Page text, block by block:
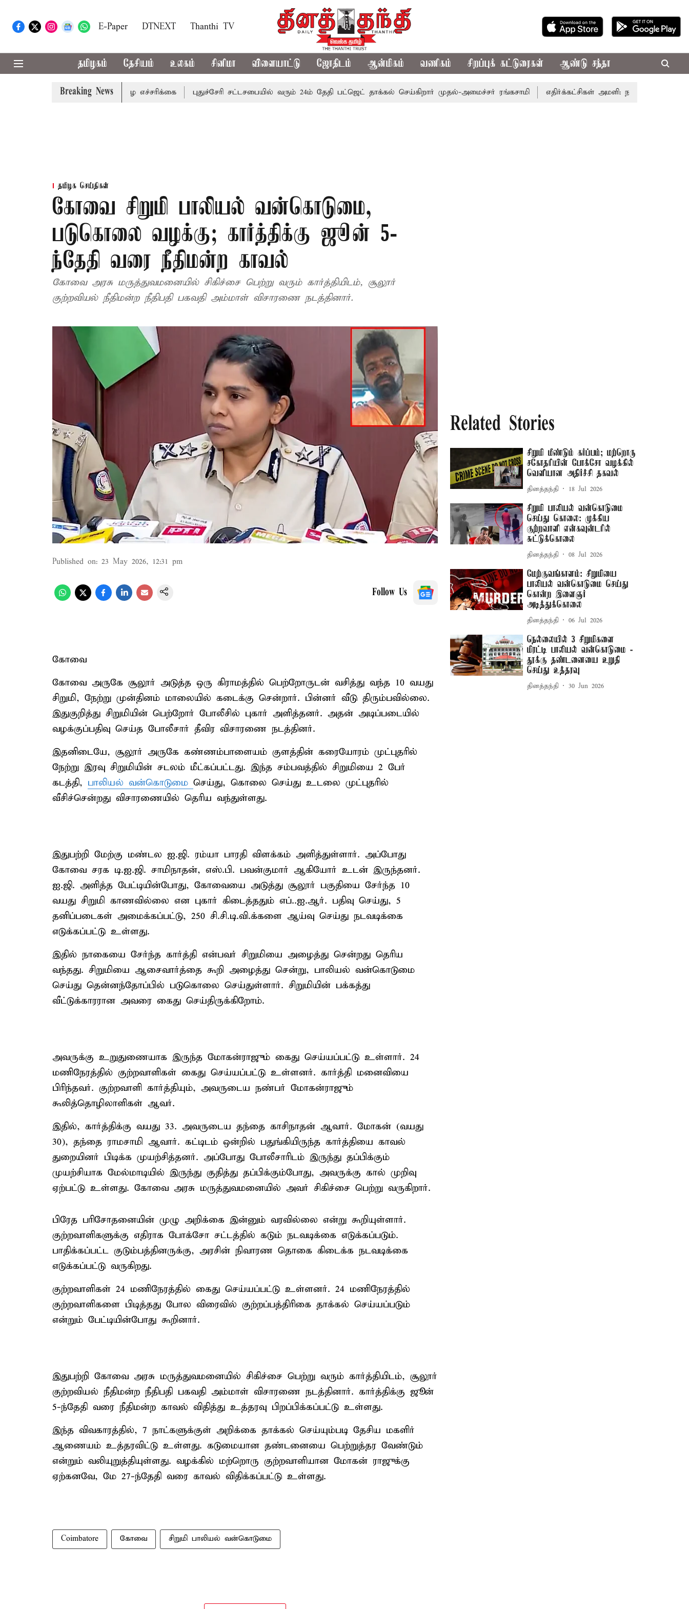
E-Paper DTNEXT Thanthi TV
தமிழகம் தேசியம் உலகம் சினிமா விளையாட்டு ஜோதிடம் ஆன்மிகம் வணிகம் சிறப்புக் கட்டுரைகள் ஆண்டு சந்தா
Breaking News
மாவட்டங்களுக்கு கன மழை எச்சரிக்கை புதுச்சேரி சட்டசபையில் வரும் 24ம் தேதி பட்ஜெட் தாக்கல் செய்கிறார் முதல்-அமைச்சர் ரங்கசாமி எதிர்க்கட்சிகள் அமளி: நாடாளுமன்ற இரு
தமிழக செய்திகள்
கோவை சிறுமி பாலியல் வன்கொடுமை,
படுகொலை வழக்கு; கார்த்திக்கு ஜூன் 5-
ந்தேதி வரை நீதிமன்ற காவல்
கோவை அரசு மருத்துவமனையில் சிகிச்சை பெற்று வரும் கார்த்தியிடம், சூலூர்
குற்றவியல் நீதிமன்ற நீதிபதி பகவதி அம்மாள் விசாரணை நடத்தினார்.
Published on: 23 May 2026, 12:31 pm
Follow Us
கோவை
கோவை அருகே சூலூர் அடுத்த ஒரு கிராமத்தில் பெற்றோருடன் வசித்து வந்த 10 வயது
சிறுமி, நேற்று முன்தினம் மாலையில் கடைக்கு சென்றார். பின்னர் வீடு திரும்பவில்லை.
இதுகுறித்து சிறுமியின் பெற்றோர் போலீசில் புகார் அளித்தனர். அதன் அடிப்படையில்
வழக்குப்பதிவு செய்த போலீசார் தீவிர விசாரணை நடத்தினர்.
இதனிடையே, சூலூர் அருகே கண்ணம்பாளையம் குளத்தின் கரையோரம் முட்புதரில்
நேற்று இரவு சிறுமியின் சடலம் மீட்கப்பட்டது. இந்த சம்பவத்தில் சிறுமியை 2 பேர்
கடத்தி, பாலியல் வன்கொடுமை செய்து, கொலை செய்து உடலை முட்புதரில்
வீசிச்சென்றது விசாரணையில் தெரிய வந்துள்ளது.
இதுபற்றி மேற்கு மண்டல ஐ.ஜி. ரம்யா பாரதி விளக்கம் அளித்துள்ளார். அப்போது
கோவை சரக டி.ஐ.ஜி. சாமிநாதன், எஸ்.பி. பவன்குமார் ஆகியோர் உடன் இருந்தனர்.
ஐ.ஜி. அளித்த பேட்டியின்போது, கோவையை அடுத்து சூலூர் பகுதியை சேர்ந்த 10
வயது சிறுமி காணவில்லை என புகார் கிடைத்ததும் எப்..ஐ.ஆர். பதிவு செய்து, 5
தனிப்படைகள் அமைக்கப்பட்டு, 250 சி.சி.டி.வி.க்களை ஆய்வு செய்து நடவடிக்கை
எடுக்கப்பட்டு உள்ளது.
இதில் நாகையை சேர்ந்த கார்த்தி என்பவர் சிறுமியை அழைத்து சென்றது தெரிய
வந்தது. சிறுமியை ஆசைவார்த்தை கூறி அழைத்து சென்று, பாலியல் வன்கொடுமை
செய்து தென்னந்தோப்பில் படுகொலை செய்துள்ளார். சிறுமியின் பக்கத்து
வீட்டுக்காரரான அவரை கைது செய்திருக்கிறோம்.
அவருக்கு உறுதுணையாக இருந்த மோகன்ராஜும் கைது செய்யப்பட்டு உள்ளார். 24
மணிநேரத்தில் குற்றவாளிகள் கைது செய்யப்பட்டு உள்ளனர். கார்த்தி மனைவியை
பிரிந்தவர். குற்றவாளி கார்த்தியும், அவருடைய நண்பர் மோகன்ராஜும்
கூலித்தொழிலாளிகள் ஆவர்.
இதில், கார்த்திக்கு வயது 33. அவருடைய தந்தை காசிநாதன் ஆவார். மோகன் (வயது
30), தந்தை ராமசாமி ஆவார். கட்டிடம் ஒன்றில் பதுங்கியிருந்த கார்த்தியை காவல்
துறையினர் பிடிக்க முயற்சித்தனர். அப்போது போலீசாரிடம் இருந்து தப்பிக்கும்
முயற்சியாக மேல்மாடியில் இருந்து குதித்து தப்பிக்கும்போது, அவருக்கு கால் முறிவு
ஏற்பட்டு உள்ளது. கோவை அரசு மருத்துவமனையில் அவர் சிகிச்சை பெற்று வருகிறார்.
பிரேத பரிசோதனையின் முழு அறிக்கை இன்னும் வரவில்லை என்று கூறியுள்ளார்.
குற்றவாளிகளுக்கு எதிராக போக்சோ சட்டத்தில் கடும் நடவடிக்கை எடுக்கப்படும்.
பாதிக்கப்பட்ட குடும்பத்தினருக்கு, அரசின் நிவாரண தொகை கிடைக்க நடவடிக்கை
எடுக்கப்பட்டு வருகிறது.
குற்றவாளிகள் 24 மணிநேரத்தில் கைது செய்யப்பட்டு உள்ளனர். 24 மணிநேரத்தில்
குற்றவாளிகளை பிடித்தது போல விரைவில் குற்றப்பத்திரிகை தாக்கல் செய்யப்படும்
என்றும் பேட்டியின்போது கூறினார்.
இதுபற்றி கோவை அரசு மருத்துவமனையில் சிகிச்சை பெற்று வரும் கார்த்தியிடம், சூலூர்
குற்றவியல் நீதிமன்ற நீதிபதி பகவதி அம்மாள் விசாரணை நடத்தினார். கார்த்திக்கு ஜூன்
5-ந்தேதி வரை நீதிமன்ற காவல் விதித்து உத்தரவு பிறப்பிக்கப்பட்டு உள்ளது.
இந்த விவகாரத்தில், 7 நாட்களுக்குள் அறிக்கை தாக்கல் செய்யும்படி தேசிய மகளிர்
ஆணையம் உத்தரவிட்டு உள்ளது. கடுமையான தண்டனையை பெற்றுத்தர வேண்டும்
என்றும் வலியுறுத்தியுள்ளது. வழக்கில் மற்றொரு குற்றவாளியான மோகன் ராஜுக்கு
ஏற்கனவே, மே 27-ந்தேதி வரை காவல் விதிக்கப்பட்டு உள்ளது.
Coimbatore கோவை சிறுமி பாலியல் வன்கொடுமை
Related Stories
சிறுமி மீண்டும் கர்ப்பம்; மற்றொரு
சகோதரியின் போக்சோ வழக்கில்
வெளியான அதிர்ச்சி தகவல்
தினத்தந்தி 18 Jul 2026
சிறுமி பாலியல் வன்கொடுமை
செய்து கொலை: முக்கிய
குற்றவாளி என்கவுன்டரில்
சுட்டுக்கொலை
தினத்தந்தி 08 Jul 2026
மேற்குவங்காளம்: சிறுமியை
பாலியல் வன்கொடுமை செய்து
கொன்ற இளைஞர்
அடித்துக்கொலை
தினத்தந்தி 06 Jul 2026
நெல்லையில் 3 சிறுமிகளை
மிரட்டி பாலியல் வன்கொடுமை -
தூக்கு தண்டனையை உறுதி
செய்து உத்தரவு
தினத்தந்தி 30 Jun 2026